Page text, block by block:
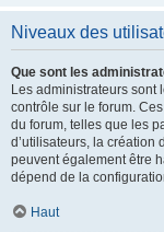
Niveaux des
Que sont les
Les administrateurs sont
contrôle sur le forum.
du forum, telles que les
d’utilisateurs, la création
peuvent également être
dépend de la
Haut